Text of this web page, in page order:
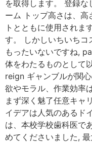
を取得します。 登録
ーム トップ高さは、高
トとともに使用されま
す。 しかしいちいちコ
もったいないですね,
体をわたるものとして
reign ギャンブルが関
欲やモラル、作業効率
まず深く魅了任意キャ
イデアは人気のあるド
は、本校学校歯科医で
めてくださいました,